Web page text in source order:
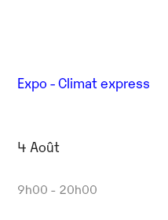
Expo - Climat express
4 Août
9h00 - 20h00